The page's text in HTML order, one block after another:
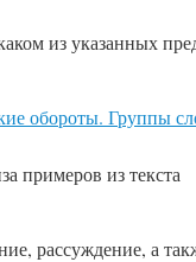
из указанных
обороты. Группы
примеров из текста
рассуждение, а